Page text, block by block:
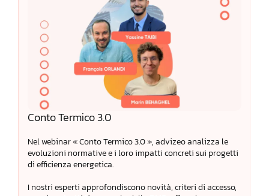
Conto Termico 3.0
Nel webinar « Conto Termico 3.0 », advizeo analizza le
evoluzioni normative e i loro impatti concreti sui progetti
di efficienza energetica.
I nostri esperti approfondiscono novità, criteri di accesso,